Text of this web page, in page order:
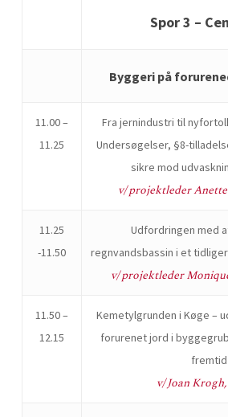
Spor 3 –
Byggeri på
11.00 –
11.25
Fra jernindustri til
Undersøgelser, §8-
sikre mod
v/ projektleder
11.25
-11.50
Udfordringen med
regnvandsbassin i et
v/ projektleder
11.50 –
12.15
Kemetylgrunden i Køge –
forurenet jord i
fremtid
v/ Joan